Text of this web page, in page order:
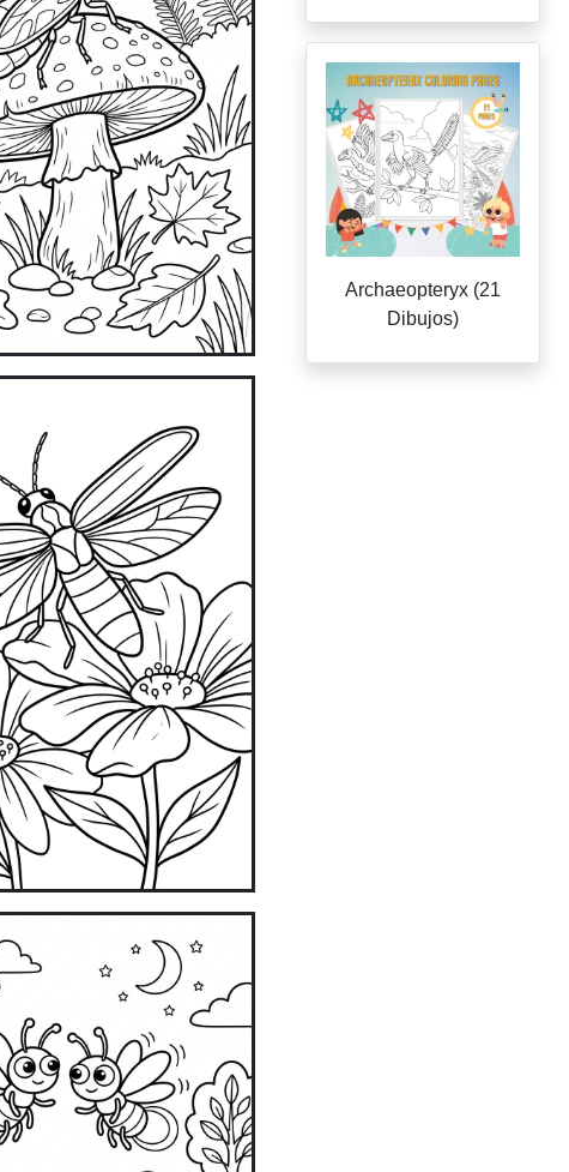
Archaeopteryx (21
Dibujos)